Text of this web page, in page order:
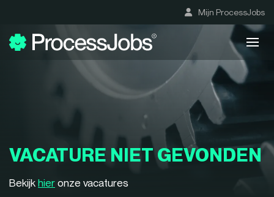
Mijn ProcessJobs
VACATURE NIET GEVONDEN
Bekijk hier onze vacatures